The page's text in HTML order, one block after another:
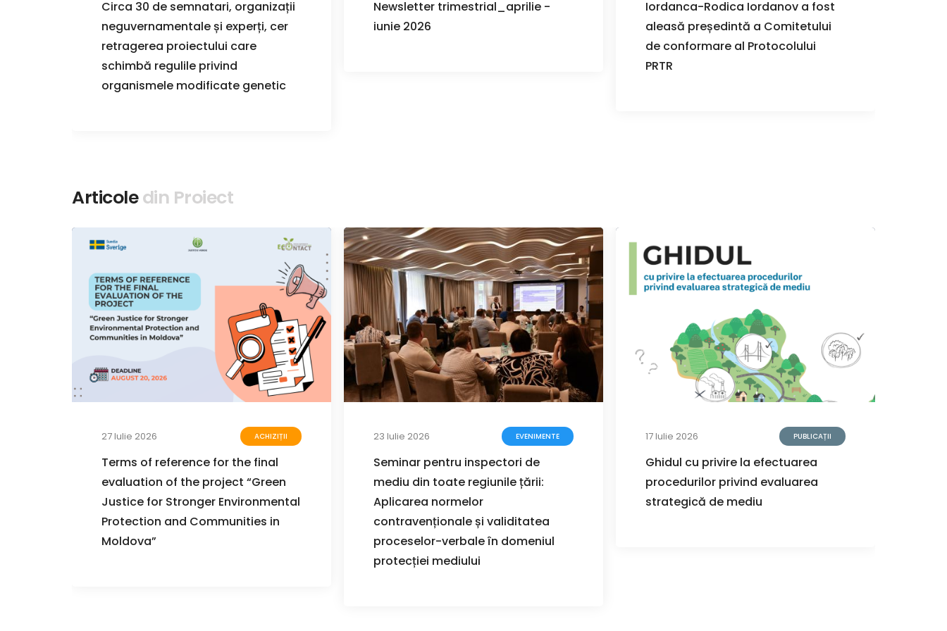
Circa 30 de semnatari, organizații
neguvernamentale și experți, cer
retragerea proiectului care
schimbă regulile privind
organismele modificate genetic
Newsletter trimestrial_aprilie -
iunie 2026
Iordanca-Rodica Iordanov a fost
aleasă președintă a Comitetului
de conformare al Protocolului
PRTR
Articoledin Proiect
27 Iulie 2026 ACHIZIȚII
Terms of reference for the final
evaluation of the project “Green
Justice for Stronger Environmental
Protection and Communities in
Moldova”
23 Iulie 2026 EVENIMENTE
Seminar pentru inspectori de
mediu din toate regiunile țării:
Aplicarea normelor
contravenționale și validitatea
proceselor-verbale în domeniul
protecției mediului
17 Iulie 2026 PUBLICAȚII
Ghidul cu privire la efectuarea
procedurilor privind evaluarea
strategică de mediu